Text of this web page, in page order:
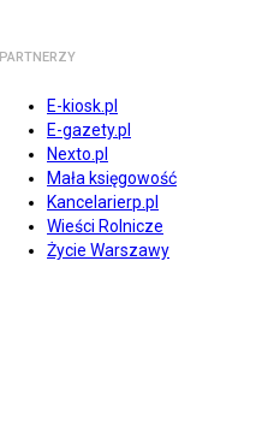
PARTNERZY
E-kiosk.pl
E-gazety.pl
Nexto.pl
Mała księgowość
Kancelarierp.pl
Wieści Rolnicze
Życie Warszawy